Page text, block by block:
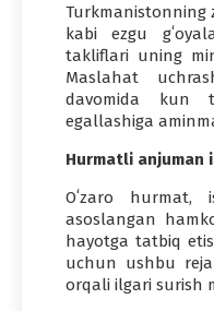
Turkmanistonning
kabi ezgu
takliflari uning
Maslahat
davomida kun
egallashiga
Hurmatli
Oʻzaro hurmat,
asoslangan
hayotga tatbiq
uchun ushbu
orqali ilgari surish